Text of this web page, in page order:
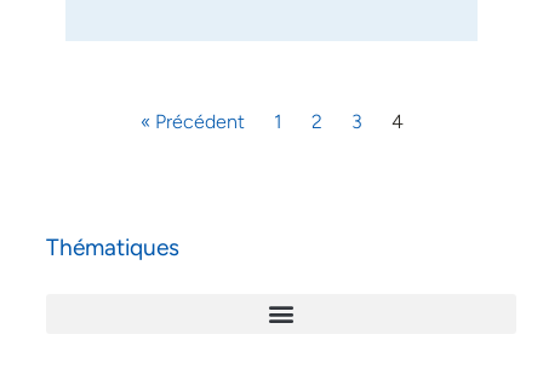
« Précédent 1 2 3 4
Thématiques